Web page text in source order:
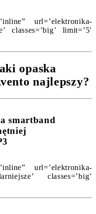
url=’elektronika-
classes=’big’ limit=’5′
opaska
najlepszy?
smartband
url=’elektronika-
classes=’big’